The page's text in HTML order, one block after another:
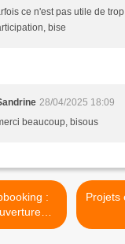
ce n'est pas utile de
bise
28/04/2025 18:09
beaucoup, bisous
Projets